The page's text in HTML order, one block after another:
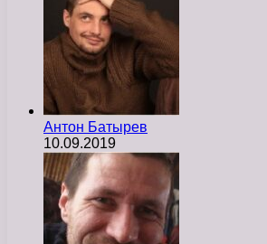
Антон Батырев
10.09.2019